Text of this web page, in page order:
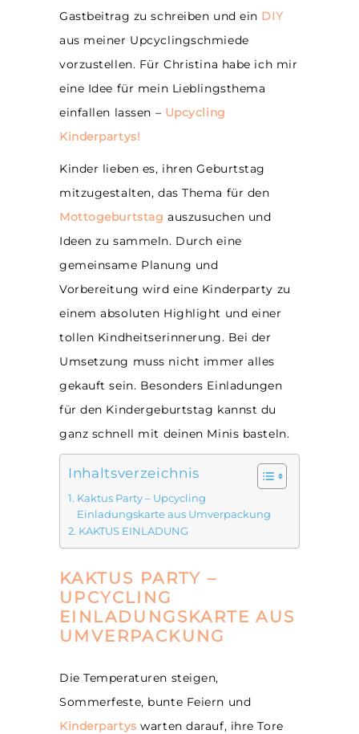
Gastbeitrag zu schreiben und ein DIY
aus meiner Upcyclingschmiede
vorzustellen. Für Christina habe ich mir
eine Idee für mein Lieblingsthema
einfallen lassen – Upcycling
Kinderpartys!
Kinder lieben es, ihren Geburtstag
mitzugestalten, das Thema für den
Mottogeburtstag auszusuchen und
Ideen zu sammeln. Durch eine
gemeinsame Planung und
Vorbereitung wird eine Kinderparty zu
einem absoluten Highlight und einer
tollen Kindheitserinnerung. Bei der
Umsetzung muss nicht immer alles
gekauft sein. Besonders Einladungen
für den Kindergeburtstag kannst du
ganz schnell mit deinen Minis basteln.
Inhaltsverzeichnis
Kaktus Party – Upcycling
Einladungskarte aus Umverpackung
KAKTUS EINLADUNG
KAKTUS PARTY –
UPCYCLING
EINLADUNGSKARTE AUS
UMVERPACKUNG
Die Temperaturen steigen,
Sommerfeste, bunte Feiern und
Kinderpartys warten darauf, ihre Tore